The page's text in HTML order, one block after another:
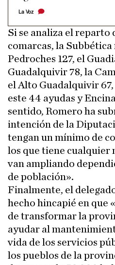
La Voz
Si se analiza el reparto
comarcas, la Subbética
Pedroches 127, el
Guadalquivir 78, la
el Alto Guadalquivir
este 44 ayudas y
sentido, Romero ha
intención de la
tengan un mínimo de
los que tiene cualquier
van ampliando
de población».
Finalmente, el
hecho hincapié en que
de transformar la
ayudar al
vida de los servicios
los pueblos de la